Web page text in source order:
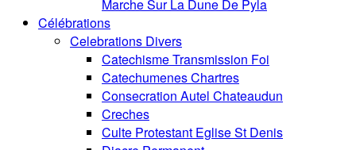
Marche Sur La Dune De Pyla
Célébrations
Celebrations Divers
Catechisme Transmission Foi
Catechumenes Chartres
Consecration Autel Chateaudun
Creches
Culte Protestant Eglise St Denis